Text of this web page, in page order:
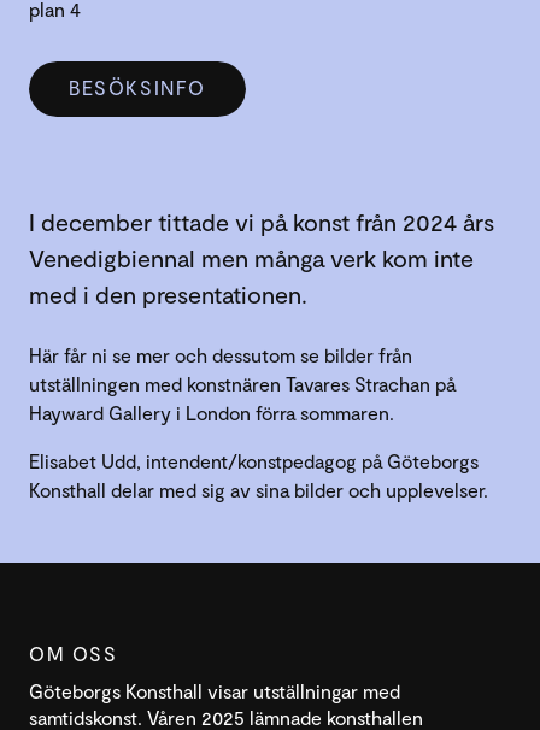
plan 4
BESÖKSINFO
I december tittade vi på konst från 2024 års
Venedigbiennal men många verk kom inte
med i den presentationen.
Här får ni se mer och dessutom se bilder från
utställningen med konstnären Tavares Strachan på
Hayward Gallery i London förra sommaren.
Elisabet Udd, intendent/konstpedagog på Göteborgs
Konsthall delar med sig av sina bilder och upplevelser.
OM OSS
Göteborgs Konsthall visar utställningar med
samtidskonst. Våren 2025 lämnade konsthallen